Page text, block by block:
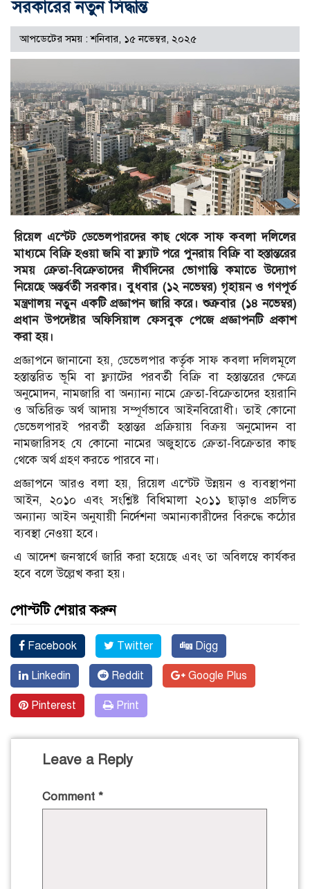
সরকারের নতুন সিদ্ধান্ত
আপডেটের সময় : শনিবার, ১৫ নভেম্বর, ২০২৫
রিয়েল এস্টেট ডেভেলপারদের কাছ থেকে সাফ কবলা দলিলের
মাধ্যমে বিক্রি হওয়া জমি বা ফ্ল্যাট পরে পুনরায় বিক্রি বা হস্তান্তরের
সময় ক্রেতা-বিক্রেতাদের দীর্ঘদিনের ভোগান্তি কমাতে উদ্যোগ
নিয়েছে অন্তর্বর্তী সরকার। বুধবার (১২ নভেম্বর) গৃহায়ন ও গণপূর্ত
মন্ত্রণালয় নতুন একটি প্রজ্ঞাপন জারি করে। শুক্রবার (১৪ নভেম্বর)
প্রধান উপদেষ্টার অফিসিয়াল ফেসবুক পেজে প্রজ্ঞাপনটি প্রকাশ
করা হয়।
প্রজ্ঞাপনে জানানো হয়, ডেভেলপার কর্তৃক সাফ কবলা দলিলমূলে
হস্তান্তরিত ভূমি বা ফ্ল্যাটের পরবর্তী বিক্রি বা হস্তান্তরের ক্ষেত্রে
অনুমোদন, নামজারি বা অন্যান্য নামে ক্রেতা-বিক্রেতাদের হয়রানি
ও অতিরিক্ত অর্থ আদায় সম্পূর্ণভাবে আইনবিরোধী। তাই কোনো
ডেভেলপারই পরবর্তী হস্তান্তর প্রক্রিয়ায় বিক্রয় অনুমোদন বা
নামজারিসহ যে কোনো নামের অজুহাতে ক্রেতা-বিক্রেতার কাছ
থেকে অর্থ গ্রহণ করতে পারবে না।
প্রজ্ঞাপনে আরও বলা হয়, রিয়েল এস্টেট উন্নয়ন ও ব্যবস্থাপনা
আইন, ২০১০ এবং সংশ্লিষ্ট বিধিমালা ২০১১ ছাড়াও প্রচলিত
অন্যান্য আইন অনুযায়ী নির্দেশনা অমান্যকারীদের বিরুদ্ধে কঠোর
ব্যবস্থা নেওয়া হবে।
এ আদেশ জনস্বার্থে জারি করা হয়েছে এবং তা অবিলম্বে কার্যকর
হবে বলে উল্লেখ করা হয়।
পোস্টটি শেয়ার করুন
Facebook Twitter Digg
Linkedin Reddit Google Plus
Pinterest Print
Leave a Reply
Comment *